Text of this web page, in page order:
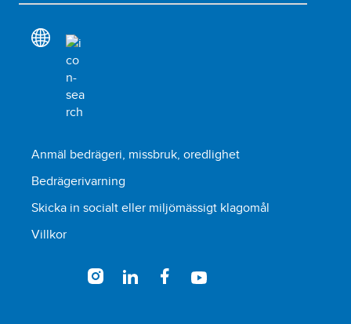
Anmäl bedrägeri, missbruk, oredlighet
Bedrägerivarning
Skicka in socialt eller miljömässigt klagomål
Villkor